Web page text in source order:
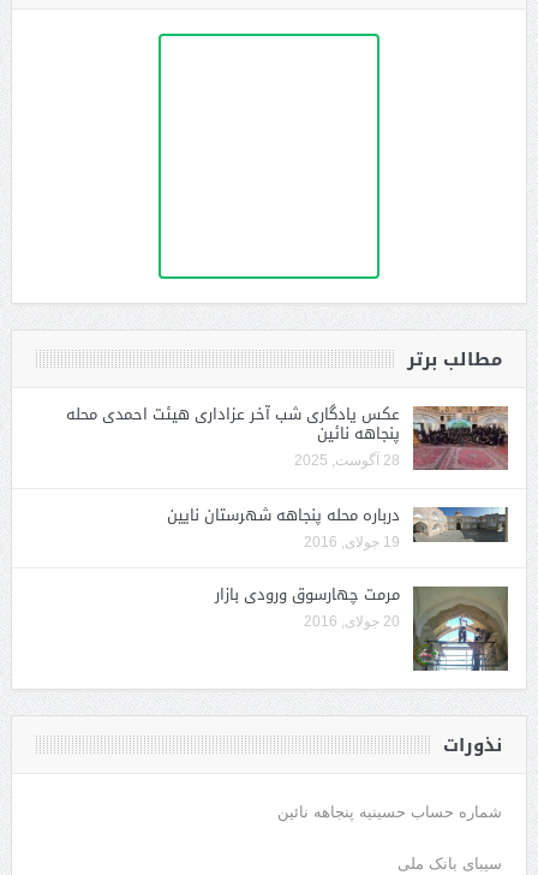
مطالب برتر
عکس یادگاری شب آخر عزاداری هیئت احمدی محله
پنجاهه نائین
28 آگوست, 2025
درباره محله پنجاهه شهرستان نایین
19 جولای, 2016
مرمت چهارسوق ورودی بازار
20 جولای, 2016
نذورات
شماره حساب حسینیه پنجاهه نائین
سیبای بانک ملی